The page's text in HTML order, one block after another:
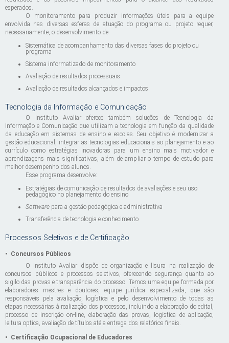
esperados.
O monitoramento para produzir informações úteis para a equipe
envolvida nas diversas esferas de atuação do programa ou projeto requer,
necessariamente, o desenvolvimento de:
Sistemática de acompanhamento das diversas fases do projeto ou
programa
Sistema informatizado de monitoramento
Avaliação de resultados processuais
Avaliação de resultados alcançados e impactos.
Tecnologia da Informação e Comunicação
O Instituto Avaliar oferece também soluções de Tecnologia da
Informação e Comunicação que utilizam a tecnologia em função da qualidade
da educação em sistemas de ensino e escolas. Seu objetivo é modernizar a
gestão educacional, integrar as tecnologias educacionais ao planejamento e ao
currículo como estratégias inovadoras para um ensino mais motivador e
aprendizagens mais significativas, além de ampliar o tempo de estudo para
melhor desempenho dos alunos.
Esse programa desenvolve:
Estratégias de comunicação de resultados de avaliações e seu uso
pedagógico no planejamento do ensino
Software para a gestão pedagógica e administrativa
Transferência de tecnologia e conhecimento
Processos Seletivos e de Certificação
• Concursos Públicos
O Instituto Avaliar dispõe de organização e lisura na realização de
concursos públicos e processos seletivos, oferecendo segurança quanto ao
sigilo das provas e transparência do processo. Temos uma equipe formada por
elaboradores mestres e doutores, equipe jurídica especializada, que são
responsáveis pela avaliação, logística e pelo desenvolvimento de todas as
etapas necessárias à realização dos processos, incluindo a elaboração do edital,
processo de inscrição on-line, elaboração das provas, logística de aplicação,
leitura optica, avaliação de títulos até a entrega dos relatórios finais.
• Certificação Ocupacional de Educadores